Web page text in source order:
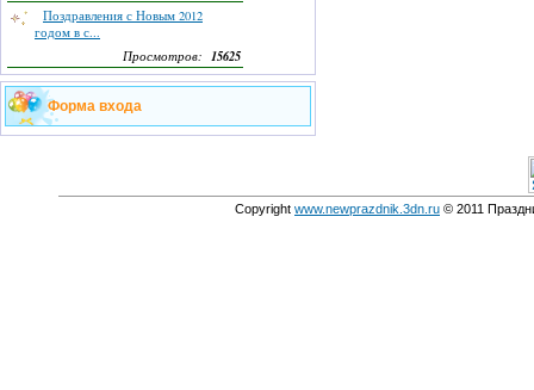
Поздравления с Новым 2012
годом в с...
Просмотров: 15625
Форма входа
Copyright www.newprazdnik.3dn.ru © 2011